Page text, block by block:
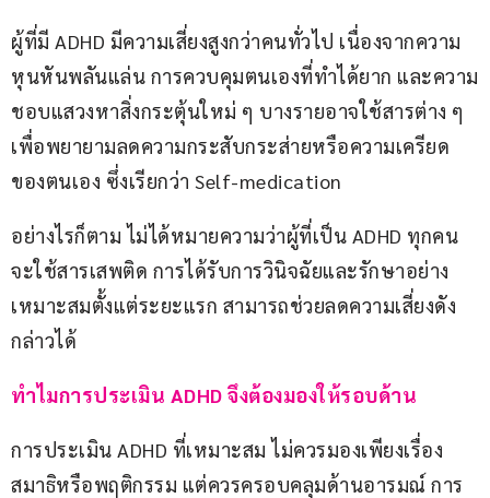
ผู้ที่มี ADHD มีความเสี่ยงสูงกว่าคนทั่วไป เนื่องจากความ
หุนหันพลันแล่น การควบคุมตนเองที่ทำได้ยาก และความ
ชอบแสวงหาสิ่งกระตุ้นใหม่ ๆ บางรายอาจใช้สารต่าง ๆ
เพื่อพยายามลดความกระสับกระส่ายหรือความเครียด
ของตนเอง ซึ่งเรียกว่า Self-medication
อย่างไรก็ตาม ไม่ได้หมายความว่าผู้ที่เป็น ADHD ทุกคน
จะใช้สารเสพติด การได้รับการวินิจฉัยและรักษาอย่าง
เหมาะสมตั้งแต่ระยะแรก สามารถช่วยลดความเสี่ยงดัง
กล่าวได้
ทำไมการประเมิน ADHD จึงต้องมองให้รอบด้าน
การประเมิน ADHD ที่เหมาะสม ไม่ควรมองเพียงเรื่อง
สมาธิหรือพฤติกรรม แต่ควรครอบคลุมด้านอารมณ์ การ